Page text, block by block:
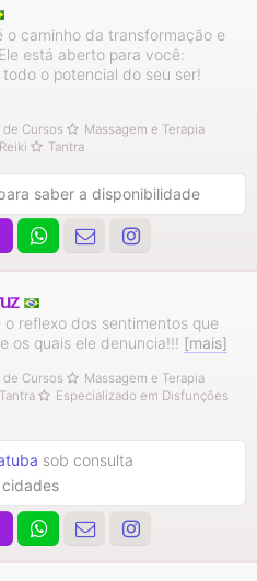
o caminho da transformação e
está aberto para você:
o potencial do seu ser!
Cursos
Massagem e Terapia
Reiki Tantra
saber a disponibilidade
o reflexo dos sentimentos que
os quais ele denuncia!!! [mais]
Cursos
Massagem e Terapia
Tantra
Especializado em Disfunções
sob consulta